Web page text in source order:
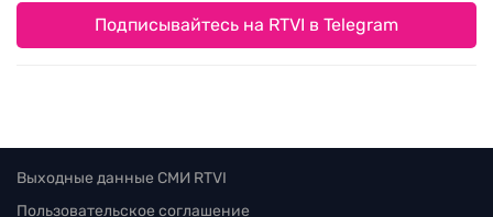
Подписывайтесь на RTVI в Telegram
Выходные данные СМИ RTVI
Пользовательское соглашение